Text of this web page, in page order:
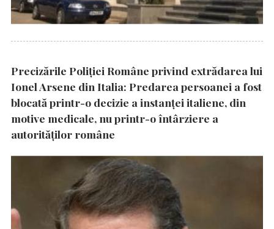
Precizările Poliţiei Române privind extrădarea lui
Ionel Arsene din Italia: Predarea persoanei a fost
blocată printr-o decizie a instanţei italiene, din
motive medicale, nu printr-o întârziere a
autorităţilor române